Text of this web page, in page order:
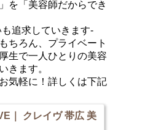
を「美容師だからでき
追求していきます-
ちろん、プライベート
生で一人ひとりの美容
きます。
気軽に！詳しくは下記
｜ クレイヴ 帯広 美